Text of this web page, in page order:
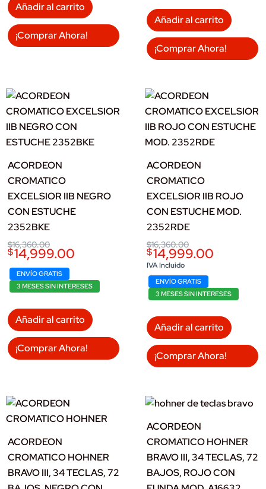
Añadir al carrito
¡Comprar Ahora!
Añadir al carrito
¡Comprar Ahora!
ACORDEON
CROMATICO
EXCELSIOR IIB NEGRO
CON ESTUCHE
2352BKE
$16,360.00
Original
price
$16,360.00.
$14,999.00
Current
price
$14,999.00.
ENVÍO GRATIS
3 MESES SIN INTERESES
Añadir al carrito
¡Comprar Ahora!
ACORDEON
CROMATICO
EXCELSIOR IIB ROJO
CON ESTUCHE MOD.
2352RDE
$16,360.00
Original
price
was:
$16,360.00.
$14,999.00
Current
price
is:
$14,999.00.
IVA Incluido
ENVÍO GRATIS
3 MESES SIN INTERESES
Añadir al carrito
¡Comprar Ahora!
ACORDEON
CROMATICO HOHNER
BRAVO III, 34 TECLAS, 72
ACORDEON
CROMATICO HOHNER
BRAVO III, 34 TECLAS, 72
BAJOS, ROJO CON